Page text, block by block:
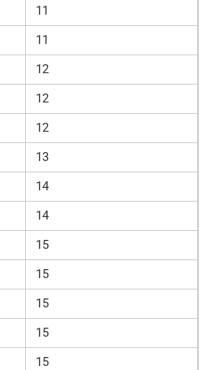
11
11
12
12
12
13
14
14
15
15
15
15
15